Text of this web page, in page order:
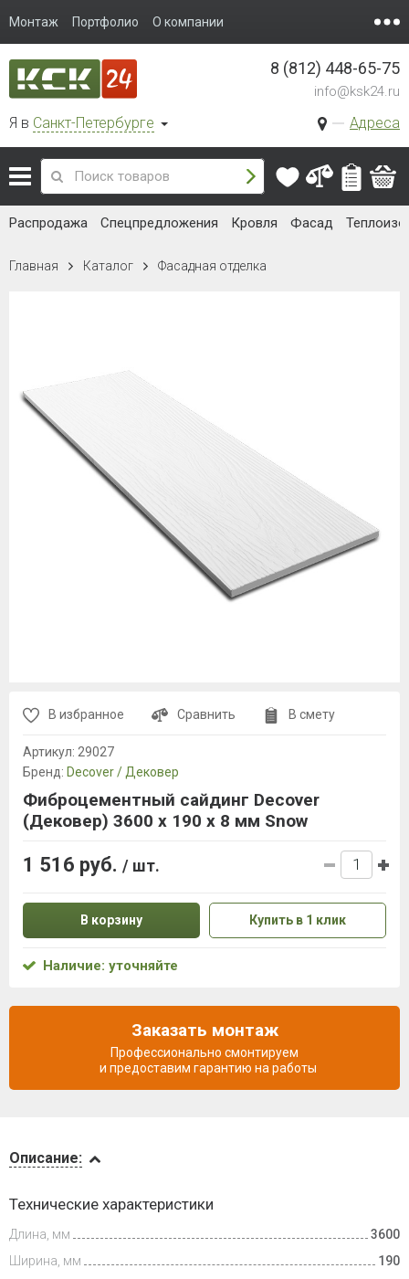
Монтаж Портфолио О компании
Я в Санкт-Петербурге Адреса
8 (812) 448-65-75
info@ksk24.ru
Распродажа Спецпредложения Кровля Фасад
Главная Каталог Фасадная отделка
и оплата
Описание:
Технические характеристики
Длина, мм
3600
Ширина, мм
190
В избранное Сравнить В смету
Артикул: 29027
Бренд: Decover / Дековер
Фиброцементный сайдинг Decover
(Дековер) 3600 x 190 x 8 мм Snow
1 516 руб. / шт.
В корзину Купить в 1 клик
Наличие: уточняйте
Заказать монтаж
Профессионально смонтируем
и предоставим гарантию на работы